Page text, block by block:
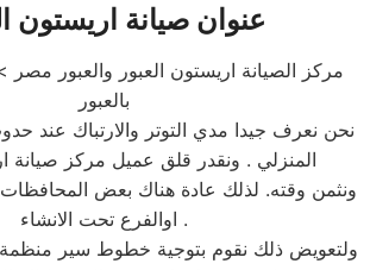
عنوان صيانة اريستون
مركز الصيانة اريستون العبور والعبور مصر
بالعبور
نحن نعرف جيدا مدي التوتر والارتباك عند
المنزلي . ونقدر قلق عميل مركز صيانة
ونثمن وقته. لذلك عادة هناك بعض المحافظات
اوالفرع تحت الانشاء .
ولتعويض ذلك نقوم بتوجية خطوط سير